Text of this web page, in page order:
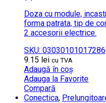
Doza cu module,
forma patrata, tip de
2 accesorii electrice.
SKU: 03030101017286
9.15 lei cu TVA
Adaugă în coș
Adauga la Favorite
Compară
Conectica,